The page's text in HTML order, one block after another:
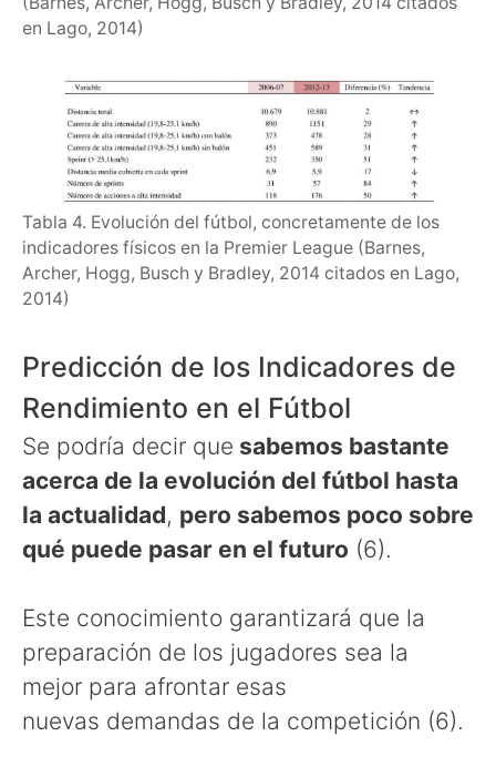
en Lago, 2014)
Tabla 4. Evolución del fútbol, concretamente de los
indicadores físicos en la Premier League (Barnes,
Archer, Hogg, Busch y Bradley, 2014 citados en Lago,
2014)
Predicción de los Indicadores de
Rendimiento en el Fútbol
Se podría decir que sabemos bastante
acerca de la evolución del fútbol hasta
la actualidad, pero sabemos poco sobre
qué puede pasar en el futuro (6).
Este conocimiento garantizará que la
preparación de los jugadores sea la
mejor para afrontar esas
nuevas demandas de la competición (6).